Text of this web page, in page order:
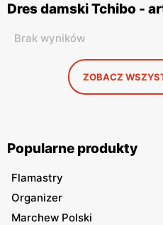
Dres damski Tchibo -
Brak wyników
ZOBACZ
Popularne produkty
Flamastry
Organizer
Marchew Polski